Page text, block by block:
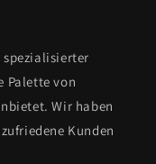
spezialisierter
Palette von
Wir haben
Kunden